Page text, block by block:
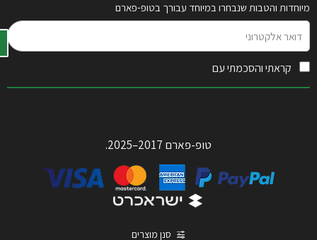
מיוחדות והטבות שנבחרו במיוחד עבורך בטופ-פארם
אלקטרוני
קראתי והסכמתי עם
טופ-פארם 2017–2025.
סנן מוצרים